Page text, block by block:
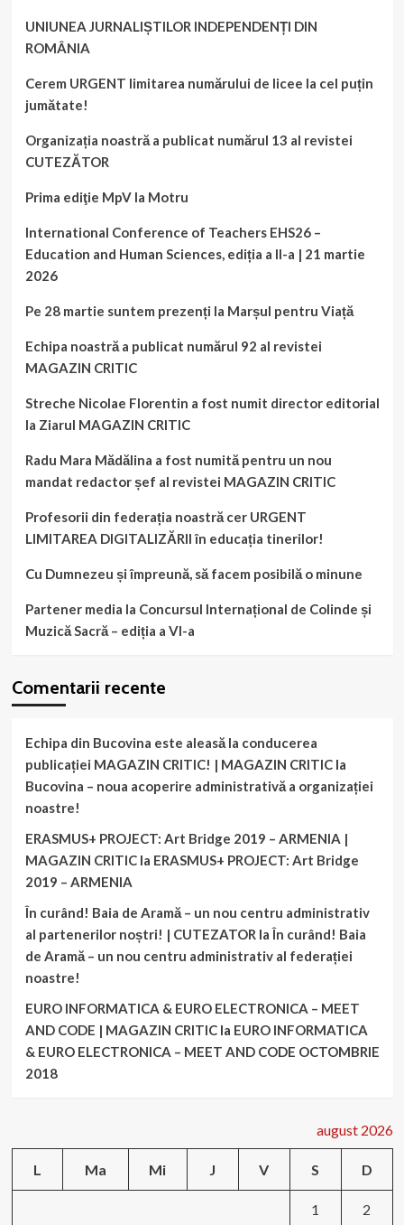
UNIUNEA JURNALIȘTILOR INDEPENDENȚI DIN
ROMÂNIA
Cerem URGENT limitarea numărului de licee la cel puțin
jumătate!
Organizația noastră a publicat numărul 13 al revistei
CUTEZĂTOR
Prima ediţie MpV la Motru
International Conference of Teachers EHS26 –
Education and Human Sciences, ediția a II-a | 21 martie
2026
Pe 28 martie suntem prezenți la Marșul pentru Viață
Echipa noastră a publicat numărul 92 al revistei
MAGAZIN CRITIC
Streche Nicolae Florentin a fost numit director editorial
la Ziarul MAGAZIN CRITIC
Radu Mara Mădălina a fost numită pentru un nou
mandat redactor șef al revistei MAGAZIN CRITIC
Profesorii din federația noastră cer URGENT
LIMITAREA DIGITALIZĂRII în educația tinerilor!
Cu Dumnezeu și împreună, să facem posibilă o minune
Partener media la Concursul Internațional de Colinde și
Muzică Sacră – ediția a VI-a
Comentarii recente
Echipa din Bucovina este aleasă la conducerea
publicației MAGAZIN CRITIC! | MAGAZIN CRITICla
Bucovina – noua acoperire administrativă a organizației
noastre!
ERASMUS+ PROJECT: Art Bridge 2019 – ARMENIA |
MAGAZIN CRITICla ERASMUS+ PROJECT: Art Bridge
2019 – ARMENIA
În curând! Baia de Aramă – un nou centru administrativ
al partenerilor noștri! | CUTEZATOR laÎn curând! Baia
de Aramă – un nou centru administrativ al federației
noastre!
EURO INFORMATICA & EURO ELECTRONICA – MEET
AND CODE | MAGAZIN CRITICla EURO INFORMATICA
& EURO ELECTRONICA – MEET AND CODE OCTOMBRIE
2018
august 2026
L Ma Mi J V S D
1 2